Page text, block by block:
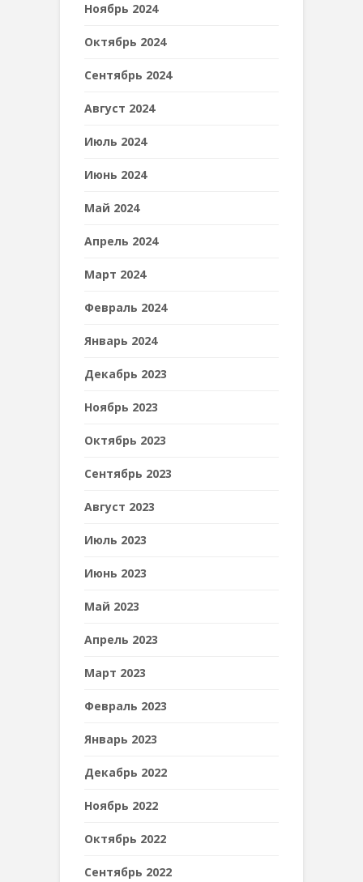
Ноябрь 2024
Октябрь 2024
Сентябрь 2024
Август 2024
Июль 2024
Июнь 2024
Май 2024
Апрель 2024
Март 2024
Февраль 2024
Январь 2024
Декабрь 2023
Ноябрь 2023
Октябрь 2023
Сентябрь 2023
Август 2023
Июль 2023
Июнь 2023
Май 2023
Апрель 2023
Март 2023
Февраль 2023
Январь 2023
Декабрь 2022
Ноябрь 2022
Октябрь 2022
Сентябрь 2022